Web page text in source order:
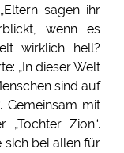
sagen ihr
wenn es
wirklich hell?
„In dieser Welt
sind auf
Gemeinsam mit
Zion“.
sich bei allen für